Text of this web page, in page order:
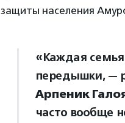
защиты населения
«Каждая семья
передышки, —
Арпеник
часто вообще